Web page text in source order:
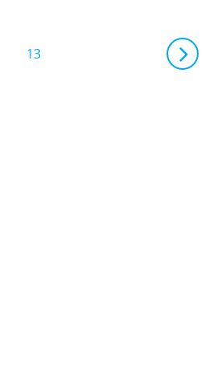
Página
13